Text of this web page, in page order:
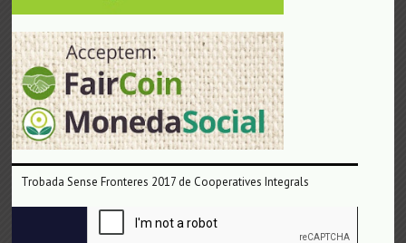
Trobada Sense Fronteres 2017 de Cooperatives Integrals